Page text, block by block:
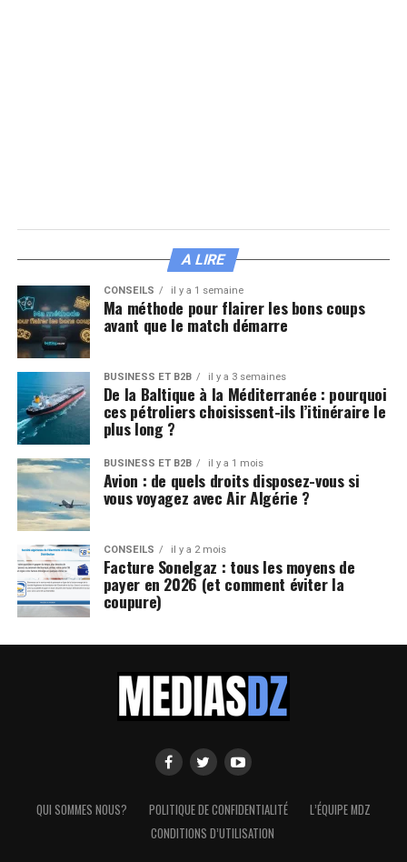
A LIRE
CONSEILS il y a 1 semaine
Ma méthode pour flairer les bons coups
avant que le match démarre
BUSINESS ET B2B il y a 3 semaines
De la Baltique à la Méditerranée : pourquoi
ces pétroliers choisissent-ils l’itinéraire le
plus long ?
BUSINESS ET B2B il y a 1 mois
Avion : de quels droits disposez-vous si
vous voyagez avec Air Algérie ?
CONSEILS il y a 2 mois
Facture Sonelgaz : tous les moyens de
payer en 2026 (et comment éviter la
coupure)
QUI SOMMES NOUS? POLITIQUE DE CONFIDENTIALITÉ
L’ÉQUIPE MDZ
CONDITIONS D’UTILISATION